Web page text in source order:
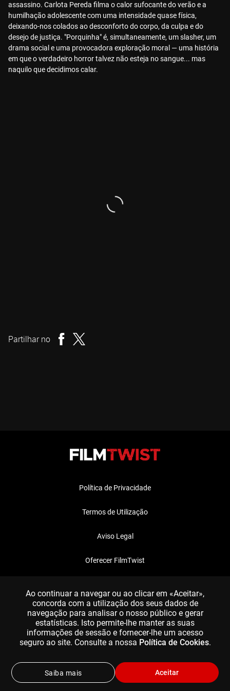
assassino. Carlota Pereda filma o calor sufocante do verão e a
humilhação adolescente com uma intensidade quase física,
deixando-nos colados ao desconforto do corpo, da culpa e do
desejo de justiça. "Porquinha" é, simultaneamente, um slasher, um
drama social e uma provocadora exploração moral — uma história
em que o verdadeiro horror talvez não esteja no sangue... mas
naquilo que decidimos calar.
Partilhar no
Política de Privacidade
Termos de Utilização
Aviso Legal
Oferecer FilmTwist
Ao continuar a navegar ou ao clicar em «Aceitar»,
concorda com a utilização dos seus dados de
navegação para analisar o nosso público e gerar
estatísticas. Isto permite-lhe manter as suas
informações de sessão e fornecer-lhe um acesso
seguro ao site. Consulte a nossa Política de Cookies.
Aceitar
Saiba mais